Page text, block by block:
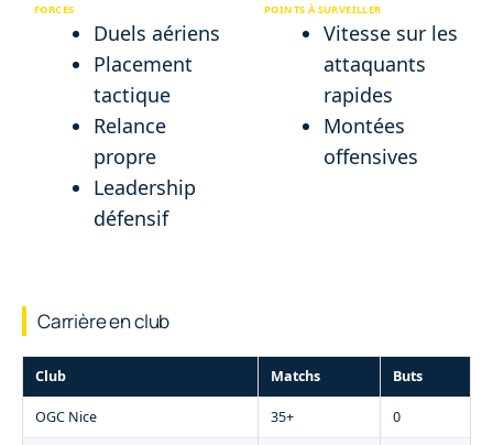
FORCES
Duels aériens
Placement
tactique
Relance
propre
Leadership
défensif
POINTS À SURVEILLER
Vitesse sur les
attaquants
rapides
Montées
offensives
Carrière en club
Club Matchs Buts
OGC Nice 35+ 0